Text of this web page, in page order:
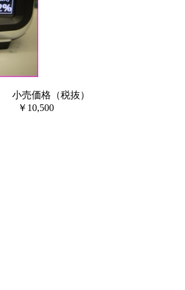
小売価格（税抜）
￥10,500